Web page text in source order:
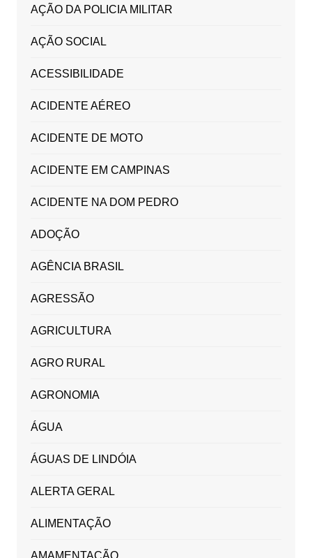
AÇÃO DA POLICIA MILITAR
AÇÃO SOCIAL
ACESSIBILIDADE
ACIDENTE AÉREO
ACIDENTE DE MOTO
ACIDENTE EM CAMPINAS
ACIDENTE NA DOM PEDRO
ADOÇÃO
AGÊNCIA BRASIL
AGRESSÃO
AGRICULTURA
AGRO RURAL
AGRONOMIA
ÁGUA
ÁGUAS DE LINDÓIA
ALERTA GERAL
ALIMENTAÇÃO
AMAMENTAÇÃO